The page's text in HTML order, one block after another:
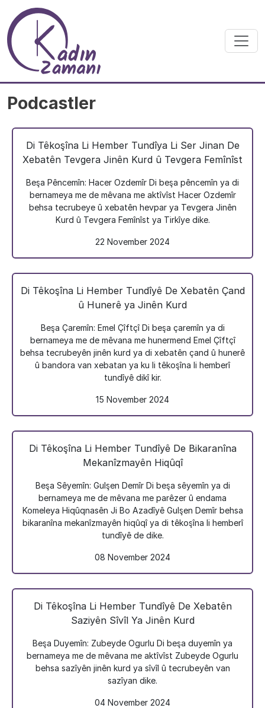
Skip to main content
Podcastler
Di Têkoşîna Li Hember Tundîya Li Ser Jinan De
Xebatên Tevgera Jinên Kurd û Tevgera Femînîst
Beşa Pêncemîn: Hacer Ozdemîr Di beşa pêncemîn ya di
bernameya me de mêvana me aktîvîst Hacer Ozdemîr
behsa tecrubeye û xebatên hevpar ya Tevgera Jinên
Kurd û Tevgera Femînîst ya Tirkîye dike.
22 November 2024
Di Têkoşîna Li Hember Tundîyê De Xebatên Çand
û Hunerê ya Jinên Kurd
Beşa Çaremîn: Emel Çîftçî Di beşa çaremîn ya di
bernameya me de mêvana me hunermend Emel Çîftçî
behsa tecrubeyên jinên kurd ya di xebatên çand û hunerê
û bandora van xebatan ya ku li têkoşîna li hemberî
tundîyê dikî kir.
15 November 2024
Di Têkoşîna Li Hember Tundîyê De Bikaranîna
Mekanîzmayên Hiqûqî
Beşa Sêyemîn: Gulşen Demîr Di beşa sêyemîn ya di
bernameya me de mêvana me parêzer û endama
Komeleya Hiqûqnasên Ji Bo Azadîyê Gulşen Demîr behsa
bikaranîna mekanîzmayên hiqûqî ya di têkoşîna li hemberî
tundîyê de dike.
08 November 2024
Di Têkoşîna Li Hember Tundîyê De Xebatên
Saziyên Sîvîl Ya Jinên Kurd
Beşa Duyemîn: Zubeyde Ogurlu Di beşa duyemîn ya
bernameya me de mêvana me aktîvîst Zubeyde Ogurlu
behsa sazîyên jinên kurd ya sîvîl û tecrubeyên van
sazîyan dike.
04 November 2024